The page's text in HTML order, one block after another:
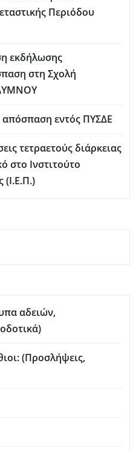
Περιόδου
εκδήλωσης
στη Σχολή
εντός ΠΥΣΔΕ
τετραετούς διάρκειας
στο Ινστιτούτο
(Ι.Ε.Π.)
αδειών,
(Προσλήψεις,